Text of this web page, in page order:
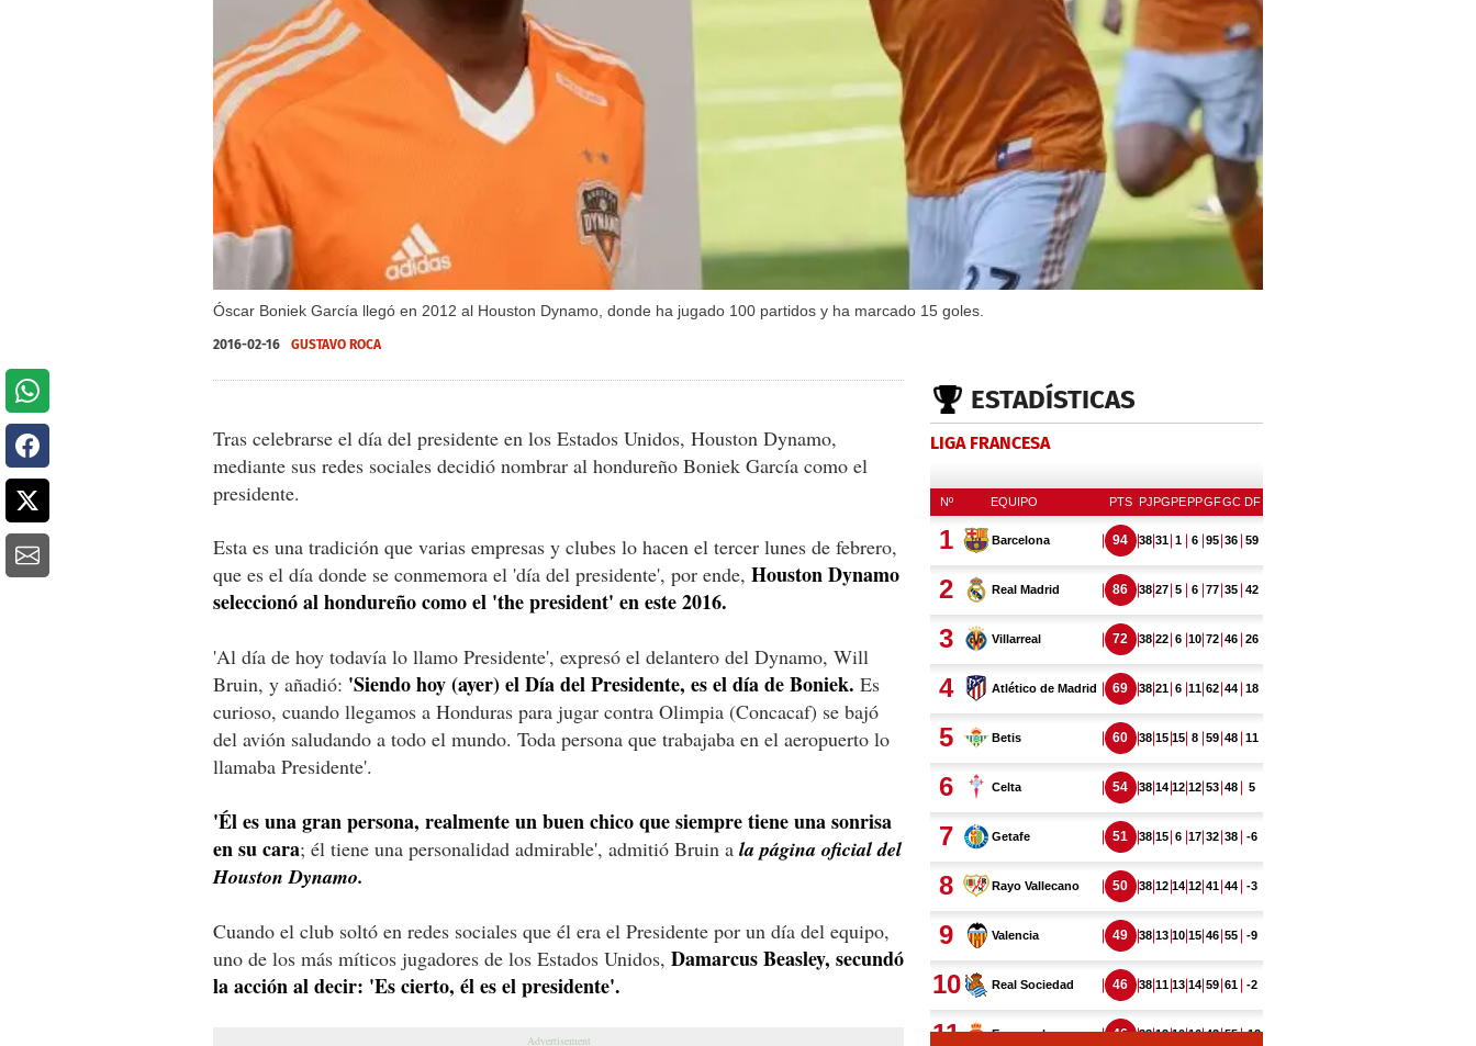
Óscar Boniek García llegó en 2012 al Houston Dynamo, donde ha jugado 100 partidos y ha marcado 15 goles.
2016-02-16 GUSTAVO ROCA
Tras celebrarse el día del presidente en los Estados Unidos, Houston Dynamo,
mediante sus redes sociales decidió nombrar al hondureño Boniek García como el
presidente.
Esta es una tradición que varias empresas y clubes lo hacen el tercer lunes de febrero,
que es el día donde se conmemora el 'día del presidente', por ende, Houston Dynamo
seleccionó al hondureño como el 'the president' en este 2016.
'Al día de hoy todavía lo llamo Presidente', expresó el delantero del Dynamo, Will
Bruin, y añadió: 'Siendo hoy (ayer) el Día del Presidente, es el día de Boniek. Es
curioso, cuando llegamos a Honduras para jugar contra Olimpia (Concacaf) se bajó
del avión saludando a todo el mundo. Toda persona que trabajaba en el aeropuerto lo
llamaba Presidente'.
'Él es una gran persona, realmente un buen chico que siempre tiene una sonrisa
en su cara; él tiene una personalidad admirable', admitió Bruin a la página oficial del
Houston Dynamo.
Cuando el club soltó en redes sociales que él era el Presidente por un día del equipo,
uno de los más míticos jugadores de los Estados Unidos, Damarcus Beasley, secundó
la acción al decir: 'Es cierto, él es el presidente'.
ESTADÍSTICAS
LIGA FRANCESA